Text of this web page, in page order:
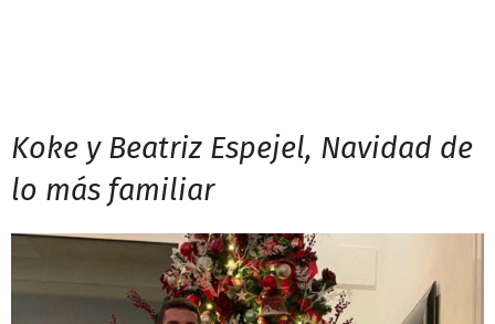
Koke y Beatriz Espejel, Navidad de
lo más familiar